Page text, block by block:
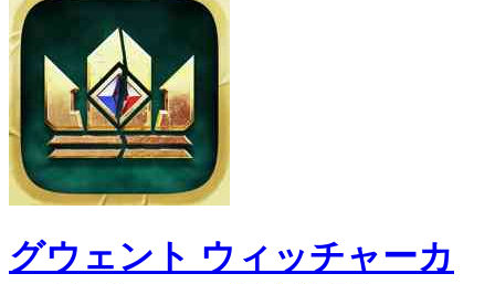
グウェント ウィッチャーカ